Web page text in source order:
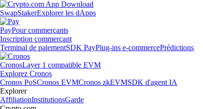
SwapStakerExplorer les dApps
PayPour commerçants
Inscription commerçant
Terminal de paiementSDK PayPlug-ins e-commercePrédictions
CronosLayer 1 compatible EVM
Explorez Cronos
Cronos PoSCronos EVMCronos zkEVMSDK d'agent IA
Explorer
AffiliationInstitutionsGarde